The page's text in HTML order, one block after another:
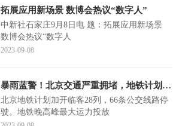
拓展应用新场景 数博会热议“数字人”
中新社石家庄9月8日电 题：拓展应用新场景
数博会热议“数字人
2023-09-08
暴雨蓝警！北京交通严重拥堵，地铁计划加开临客28列
北京地铁计划加开临客28列，66条公交线路停
驶。地铁晚高峰最大运力投放